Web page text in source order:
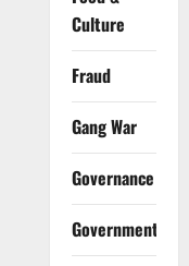
Culture
Fraud
Gang War
Governance
Government